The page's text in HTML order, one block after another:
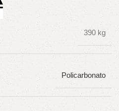
390 kg
Policarbonato